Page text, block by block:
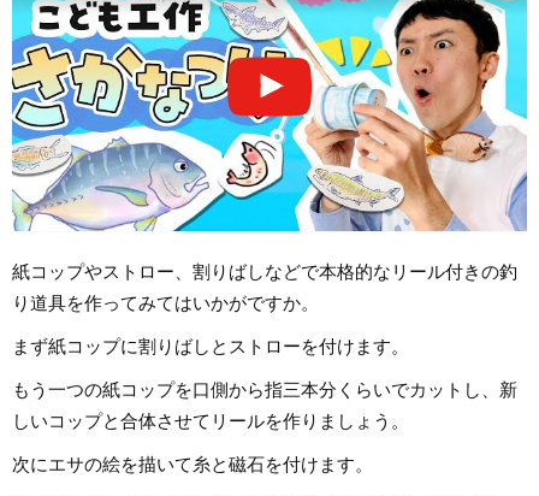
紙コップやストロー、割りばしなどで本格的なリール付きの釣
り道具を作ってみてはいかがですか。
まず紙コップに割りばしとストローを付けます。
もう一つの紙コップを口側から指三本分くらいでカットし、新
しいコップと合体させてリールを作りましょう。
次にエサの絵を描いて糸と磁石を付けます。